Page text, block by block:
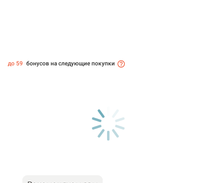
до 59 бонусов на следующие покупки